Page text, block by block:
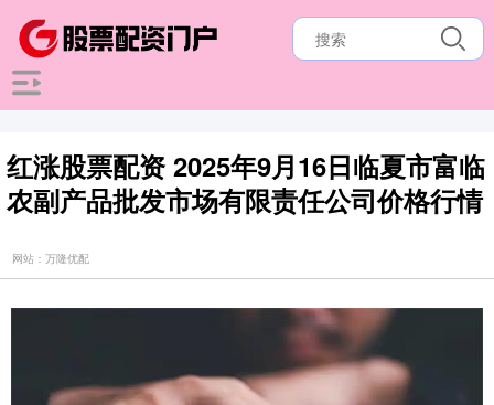
红涨股票配资 2025年9月16日临夏市富临
农副产品批发市场有限责任公司价格行情
网站：万隆优配